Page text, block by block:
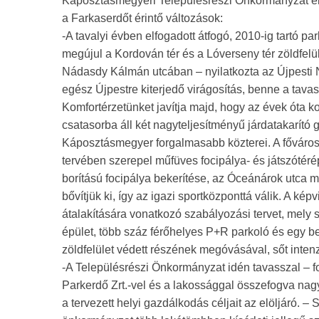
a Farkaserdőt érintő változások:
-A tavalyi évben elfogadott átfogó, 2010-ig tartó
megújul a Kordován tér és a Lóverseny tér
Nádasdy Kálmán utcában – nyilatkozta az
egész Újpestre kiterjedő virágosítás, benne a
Komfortérzetünket javítja majd, hogy az évek óta
csatasorba áll két nagyteljesítményű járdatakarító
Káposztásmegyer forgalmasabb közterei. A
tervében szerepel műfüves focipálya- és
borítású focipálya bekerítése, az Óceánárok utca
bővítjük ki, így az igazi sportközponttá válik. A
átalakítására vonatkozó szabályozási tervet,
épület, több száz férőhelyes P+R parkoló és egy
zöldfelület védett részének megóvásával, sőt
-A Településrészi Önkormányzat idén tavasszal –
Parkerdő Zrt.-vel és a lakossággal összefogva
a tervezett helyi gazdálkodás céljait az elöljáró. –